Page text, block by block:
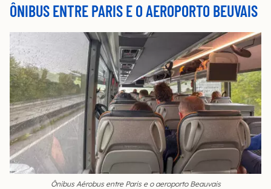
ÔNIBUS ENTRE PARIS E O AEROPORTO BEUVAIS
Ônibus Aérobus entre Paris e o aeroporto Beauvais